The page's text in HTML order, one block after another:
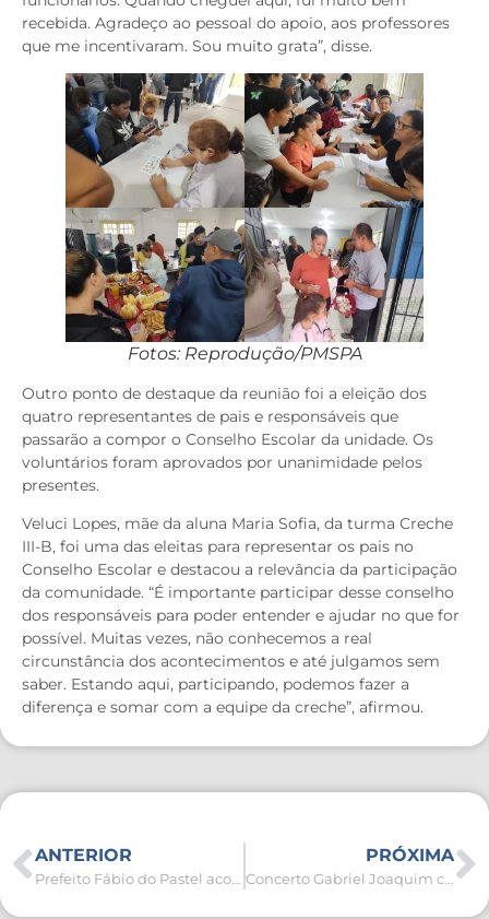
recebida. Agradeço ao pessoal do apoio, aos professores
que me incentivaram. Sou muito grata”, disse.
Fotos: Reprodução/PMSPA
Outro ponto de destaque da reunião foi a eleição dos
quatro representantes de pais e responsáveis que
passarão a compor o Conselho Escolar da unidade. Os
voluntários foram aprovados por unanimidade pelos
presentes.
Veluci Lopes, mãe da aluna Maria Sofia, da turma Creche
III-B, foi uma das eleitas para representar os pais no
Conselho Escolar e destacou a relevância da participação
da comunidade. “É importante participar desse conselho
dos responsáveis para poder entender e ajudar no que for
possível. Muitas vezes, não conhecemos a real
circunstância dos acontecimentos e até julgamos sem
saber. Estando aqui, participando, podemos fazer a
diferença e somar com a equipe da creche”, afirmou.
ANTERIOR PRÓXIMA